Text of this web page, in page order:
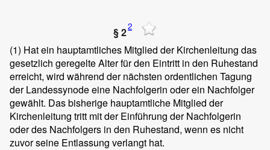
§ 22
(1) Hat ein hauptamtliches Mitglied der Kirchenleitung das
gesetzlich geregelte Alter für den Eintritt in den Ruhestand
erreicht, wird während der nächsten ordentlichen Tagung
der Landessynode eine Nachfolgerin oder ein Nachfolger
gewählt. Das bisherige hauptamtliche Mitglied der
Kirchenleitung tritt mit der Einführung der Nachfolgerin
oder des Nachfolgers in den Ruhestand, wenn es nicht
zuvor seine Entlassung verlangt hat.